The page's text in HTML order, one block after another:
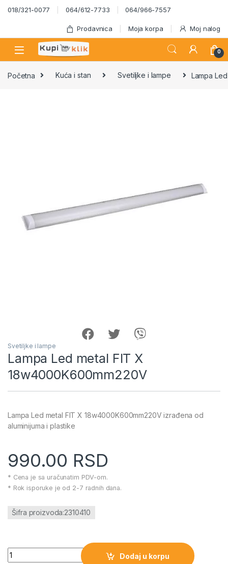
Skip to navigation
Skip to content
018/321-0077 064/612-7733 064/966-7557
Prodavnica Moja korpa Moj nalog
0
Početna Kuća i stan Svetiljke i lampe Lampa
Svetiljke i lampe
Lampa Led metal FIT X
18w4000K600mm220V
Lampa Led metal FIT X 18w4000K600mm220V izrađena od
aluminijuma i plastike
990.00 RSD
* Cena je sa uračunatim PDV-om.
* Rok isporuke je od 2-7 radnih dana.
Šifra proizvoda:2310410
Lampa Led metal FIT X 18w4000K600mm220V količina
Dodaj u korpu